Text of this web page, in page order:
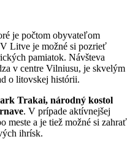
je počtom obyvateľom
Litve je možné si pozrieť
pamiatok. Návšteva
v centre Vilniusu, je skvelým
o litovskej histórii.
Trakai, národný kostol
. V prípade aktívnejšej
meste a je tiež možné si zahrať
ihrísk.